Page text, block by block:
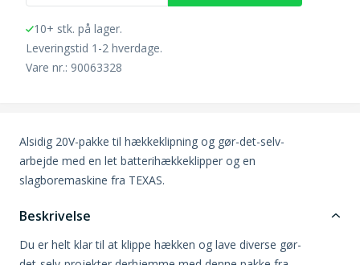
10+ stk. på lager.
Leveringstid 1-2 hverdage.
Vare nr.: 90063328
Alsidig 20V-pakke til hækkeklipning og gør-det-selv-
arbejde med en let batterihækkeklipper og en
slagboremaskine fra TEXAS.
Beskrivelse
Du er helt klar til at klippe hækken og lave diverse gør-